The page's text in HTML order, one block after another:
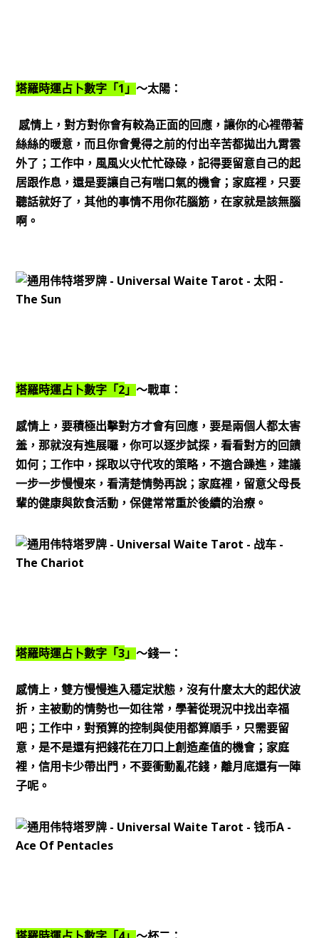
塔羅時運占卜數字「1 」 ～太陽：
感情上，對方對你會有較為正面的回應，讓你的心裡帶著
絲絲的暖意，而且你會覺得之前的付出辛苦都拋出九霄雲
外了；工作中，風風火火忙忙碌碌，記得要留意自己的起
居跟作息，還是要讓自己有喘口氣的機會；家庭裡，只要
聽話就好了，其他的事情不用你花腦筋，在家就是該無腦
啊。
塔羅時運占卜數字「2」 ～戰車：
感情上，要積極出擊對方才會有回應，要是兩個人都太害
羞，那就沒有進展囉，你可以逐步試探，看看對方的回饋
如何；工作中，採取以守代攻的策略，不適合躁進，建議
一步一步慢慢來，看清楚情勢再說；家庭裡，留意父母長
輩的健康與飲食活動，保健常常重於後續的治療。
塔羅時運占卜數字「3」 ～錢一：
感情上，雙方慢慢進入穩定狀態，沒有什麼太大的起伏波
折，主被動的情勢也一如往常，學著從現況中找出幸福
吧；工作中，對預算的控制與使用都算順手，只需要留
意，是不是還有把錢花在刀口上創造產值的機會；家庭
裡，信用卡少帶出門，不要衝動亂花錢，離月底還有一陣
子呢。